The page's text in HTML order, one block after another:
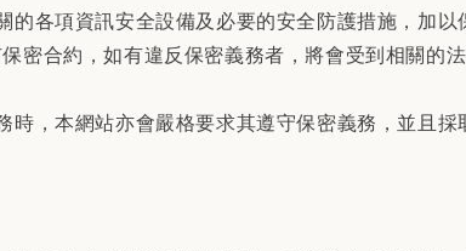
的各項資訊安全設備及必要的安全防護措施，加
密合約，如有違反保密義務者，將會受到相關的法
，本網站亦會嚴格要求其遵守保密義務，並且採